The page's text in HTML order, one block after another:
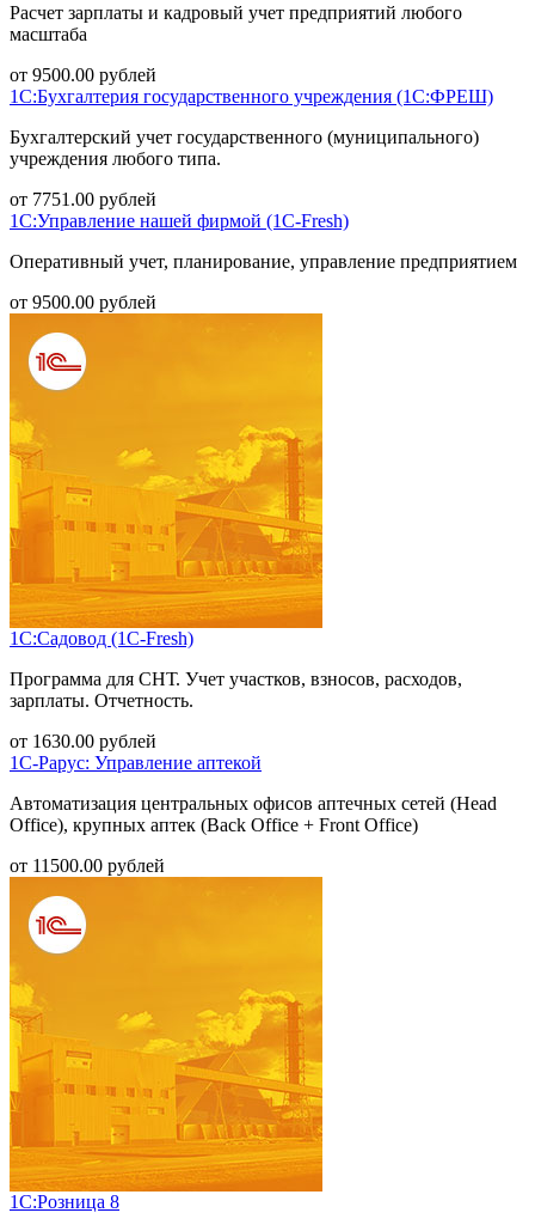
Расчет зарплаты и кадровый учет предприятий любого
масштаба
от 9500.00 рублей
1С:Бухгалтерия государственного учреждения (1С:ФРЕШ)
Бухгалтерский учет государственного (муниципального)
учреждения любого типа.
от 7751.00 рублей
1С:Управление нашей фирмой (1С-Fresh)
Оперативный учет, планирование, управление предприятием
от 9500.00 рублей
1С:Садовод (1С-Fresh)
Программа для СНТ. Учет участков, взносов, расходов,
зарплаты. Отчетность.
от 1630.00 рублей
1С-Рарус: Управление аптекой
Автоматизация центральных офисов аптечных сетей (Head
Office), крупных аптек (Back Office + Front Office)
от 11500.00 рублей
1С:Розница 8